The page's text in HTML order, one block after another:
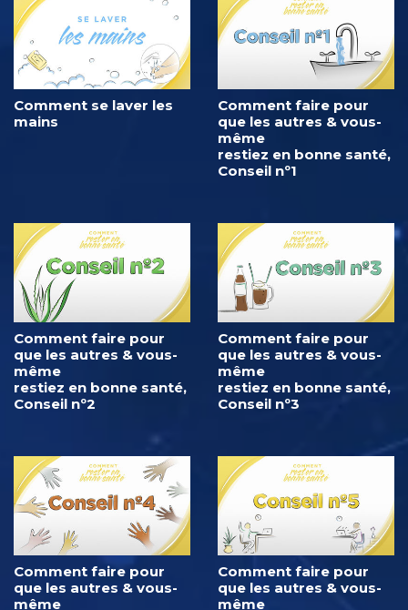
Comment se laver les
mains
Comment faire pour
que les autres & vous-
même
restiez en bonne santé,
Conseil nº1
Comment faire pour
que les autres & vous-
même
restiez en bonne santé,
Conseil nº2
Comment faire pour
que les autres & vous-
même
restiez en bonne santé,
Conseil nº3
Comment faire pour
que les autres & vous-
même
Comment faire pour
que les autres & vous-
même